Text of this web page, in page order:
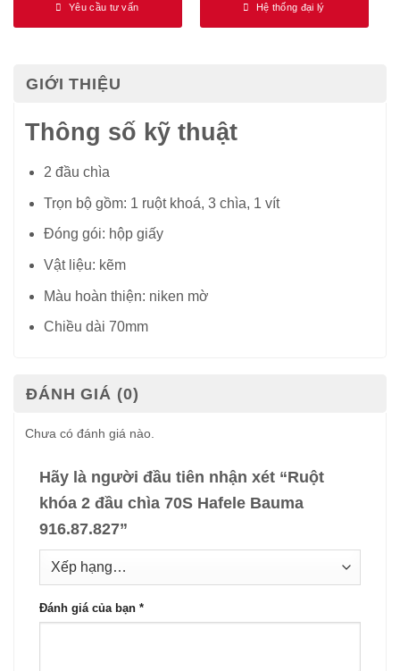
Yêu cầu tư vấn Hệ thống đại lý
GIỚI THIỆU
Thông số kỹ thuật
2 đầu chìa
Trọn bộ gồm: 1 ruột khoá, 3 chìa, 1 vít
Đóng gói: hộp giấy
Vật liệu: kẽm
Màu hoàn thiện: niken mờ
Chiều dài 70mm
ĐÁNH GIÁ (0)
Chưa có đánh giá nào.
Hãy là người đầu tiên nhận xét “Ruột
khóa 2 đầu chìa 70S Hafele Bauma
916.87.827”
Đánh giá của bạn *